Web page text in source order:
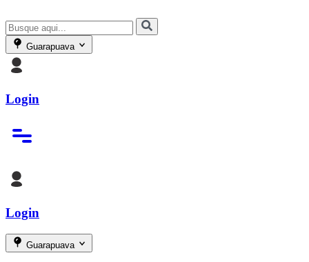
Guarapuava
Login
Login
Guarapuava